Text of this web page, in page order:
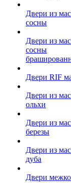
Двери из
сосны
Двери из
сосны
Двери RIF
Двери из
ольхи
Двери из
березы
Двери из
дуба
Двери